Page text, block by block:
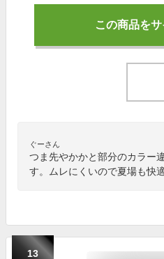
この商品を
ぐーさん
つま先やかかと部分のカラー
す。ムレにくいので夏場も快
13